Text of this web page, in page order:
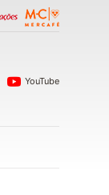
YouTube